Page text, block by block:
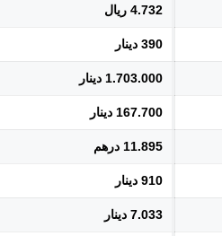
4.732 ريال
390 دينار
1.703.000 دينار
167.700 دينار
11.895 درهم
910 دينار
7.033 دينار